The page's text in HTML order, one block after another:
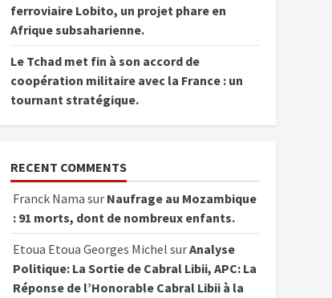
ferroviaire Lobito, un projet phare en
Afrique subsaharienne.
Le Tchad met fin à son accord de
coopération militaire avec la France : un
tournant stratégique.
RECENT COMMENTS
Franck Nama sur Naufrage au Mozambique
: 91 morts, dont de nombreux enfants.
Etoua Etoua Georges Michel surAnalyse
Politique: La Sortie de Cabral Libii, APC: La
Réponse de l’Honorable Cabral Libii à la